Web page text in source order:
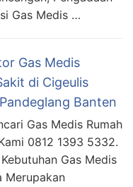
Gas Medis …
Gas Medis
di Cigeulis
Banten
Gas Medis Rumah
0812 1393 5332.
Gas Medis
Merupakan